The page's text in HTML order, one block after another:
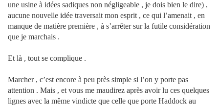
une usine à idées sadiques non négligeable , je dois bien le dire) ,
aucune nouvelle idée traversait mon esprit , ce qui l’amenait , en
manque de matière première , à s’arrêter sur la futile considération
que je marchais .
Et là , tout se complique .
Marcher , c’est encore à peu près simple si l’on y porte pas
attention . Mais , et vous me maudirez après avoir lu ces quelques
lignes avec la même vindicte que celle que porte Haddock au